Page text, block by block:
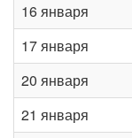
16 января
17 января
20 января
21 января